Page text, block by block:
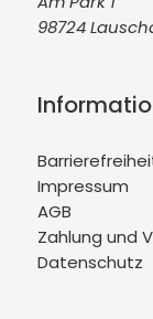
98724
Impressum
AGB
Zahlung und
Datenschutz